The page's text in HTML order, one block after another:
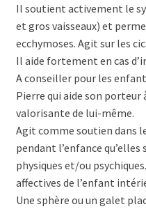
Il soutient activement le
et gros vaisseaux) et
ecchymoses. Agit sur les
Il aide fortement en cas
A conseiller pour les
Pierre qui aide son porteur
valorisante de lui-même.
Agit comme soutien dans
pendant l’enfance
physiques et/ou
affectives de l’enfant
Une sphère ou un galet